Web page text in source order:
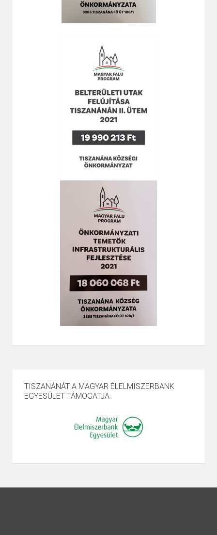
TISZANÁNÁT A MAGYAR ÉLELMISZERBANK
EGYESÜLET TÁMOGATJA.